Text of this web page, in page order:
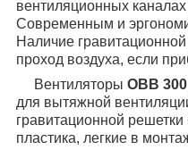
вентиляционных
Современным и
Наличие
проход воздуха, если
Вентиляторы ОВВ 300
для вытяжной
гравитационной
пластика, легкие в